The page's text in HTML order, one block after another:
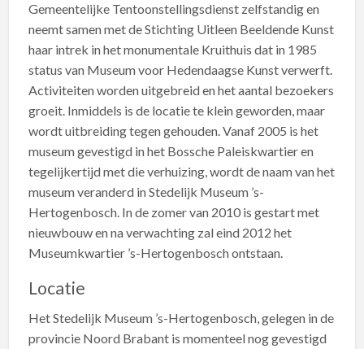
Gemeentelijke Tentoonstellingsdienst zelfstandig en
neemt samen met de Stichting Uitleen Beeldende Kunst
haar intrek in het monumentale Kruithuis dat in 1985
status van Museum voor Hedendaagse Kunst verwerft.
Activiteiten worden uitgebreid en het aantal bezoekers
groeit. Inmiddels is de locatie te klein geworden, maar
wordt uitbreiding tegen gehouden. Vanaf 2005 is het
museum gevestigd in het Bossche Paleiskwartier en
tegelijkertijd met die verhuizing, wordt de naam van het
museum veranderd in Stedelijk Museum ’s-
Hertogenbosch. In de zomer van 2010 is gestart met
nieuwbouw en na verwachting zal eind 2012 het
Museumkwartier ’s-Hertogenbosch ontstaan.
Locatie
Het Stedelijk Museum ’s-Hertogenbosch, gelegen in de
provincie Noord Brabant is momenteel nog gevestigd